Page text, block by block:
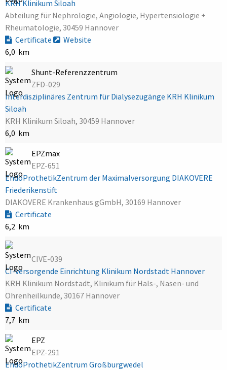
KRH Klinikum Siloah
Abteilung für Nephrologie, Angiologie, Hypertensiologie +
Rheumatologie, 30459 Hannover
Certificate
Website
6,0 km
Shunt-Referenzzentrum
ZFD-029
Interdisziplinäres Zentrum für Dialysezugänge KRH Klinikum
Siloah
KRH Klinikum Siloah, 30459 Hannover
6,0 km
EPZmax
EPZ-651
EndoProthetikZentrum der Maximalversorgung DIAKOVERE
Friederikenstift
DIAKOVERE Krankenhaus gGmbH, 30169 Hannover
Certificate
6,2 km
CIVE-039
CI-versorgende Einrichtung Klinikum Nordstadt Hannover
KRH Klinikum Nordstadt, Klinikum für Hals-, Nasen- und
Ohrenheilkunde, 30167 Hannover
Certificate
7,7 km
EPZ
EPZ-291
EndoProthetikZentrum Großburgwedel